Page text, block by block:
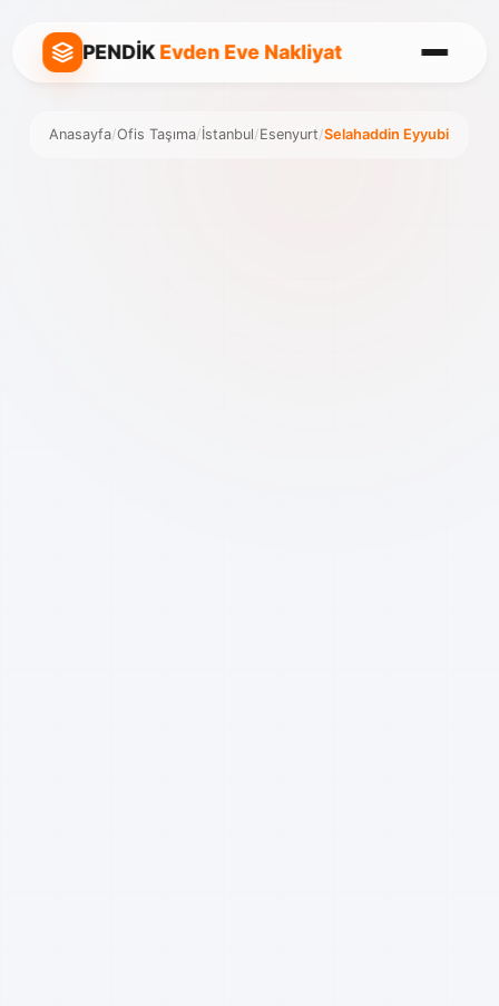
PENDİKEvden Eve Nakliyat
Anasayfa/Ofis Taşıma/İstanbul/Esenyurt/Selahaddin Eyyubi